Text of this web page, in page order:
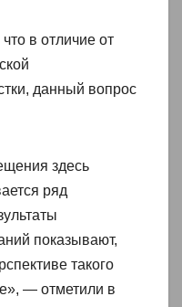
в отличие от
данный вопрос
здесь
ряд
показывают,
такого
— отметили в